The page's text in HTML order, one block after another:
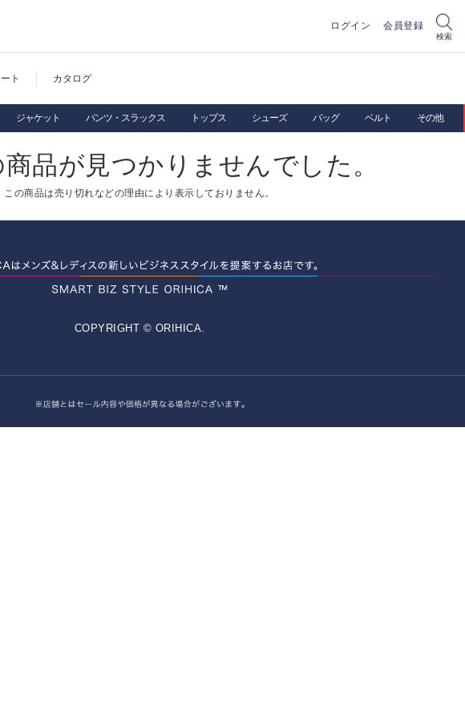
ログイン 会員登録
検索
ト カタログ
ジャケット パンツ・スラックス トップス シューズ バッグ ベルト その他
品が見つかりませんでした。
この商品は売り切れなどの理由により表示しておりません。
COPYRIGHT © ORIHICA.